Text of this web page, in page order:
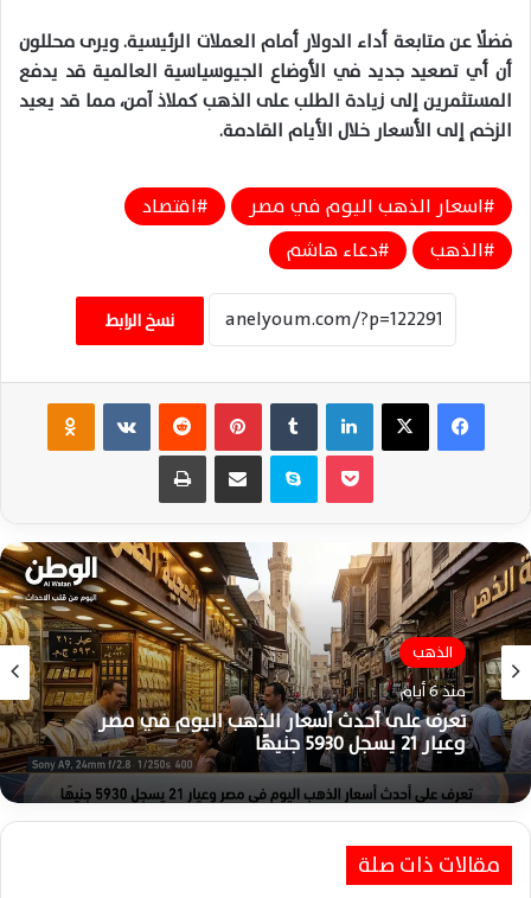
فضلًا عن متابعة أداء الدولار أمام العملات الرئيسية. ويرى محللون
أن أي تصعيد جديد في الأوضاع الجيوسياسية العالمية قد يدفع
المستثمرين إلى زيادة الطلب على الذهب كملاذ آمن، مما قد يعيد
الزخمإلى الأسعار خلال الأيام القادمة.
اسعار الذهب اليوم في مصر
اقتصاد
الذهب
دعاء هاشم
نسخ الرابط
فيسبوك ‫X لينكدإن بينتيريست ‏VKontakte
سكايب مشاركة عبر البريد طباعة
الذهب
منذ 6 أيام
تعرف على أحدث أسعار الذهب اليوم في مصر
وعيار 21 يسجل 5930 جنيهًا
مقالات ذات صلة